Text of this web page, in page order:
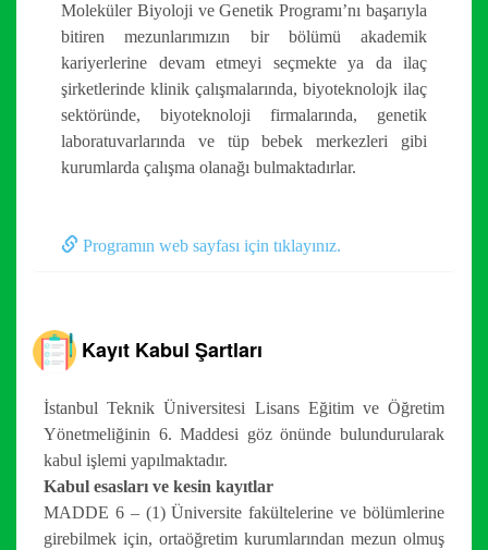
Moleküler Biyoloji ve Genetik Programı’nı başarıyla
bitiren mezunlarımızın bir bölümü akademik
kariyerlerine devam etmeyi seçmekte ya da ilaç
şirketlerinde klinik çalışmalarında, biyoteknolojk ilaç
sektöründe, biyoteknoloji firmalarında, genetik
laboratuvarlarında ve tüp bebek merkezleri gibi
kurumlarda çalışma olanağı bulmaktadırlar.
Programın web sayfası için tıklayınız.
Kayıt Kabul Şartları
İstanbul Teknik Üniversitesi Lisans Eğitim ve Öğretim
Yönetmeliğinin 6. Maddesi göz önünde bulundurularak
kabul işlemi yapılmaktadır.
Kabul esasları ve kesin kayıtlar
MADDE 6 – (1) Üniversite fakültelerine ve bölümlerine
girebilmek için, ortaöğretim kurumlarından mezun olmuş